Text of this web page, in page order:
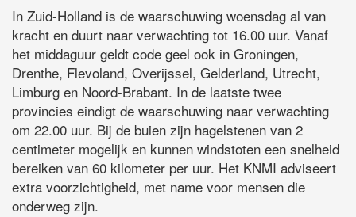
In Zuid-Holland is de waarschuwing woensdag al van
kracht en duurt naar verwachting tot 16.00 uur. Vanaf
het middaguur geldt code geel ook in Groningen,
Drenthe, Flevoland, Overijssel, Gelderland, Utrecht,
Limburg en Noord-Brabant. In de laatste twee
provincies eindigt de waarschuwing naar verwachting
om 22.00 uur. Bij de buien zijn hagelstenen van 2
centimeter mogelijk en kunnen windstoten een snelheid
bereiken van 60 kilometer per uur. Het KNMI adviseert
extra voorzichtigheid, met name voor mensen die
onderweg zijn.